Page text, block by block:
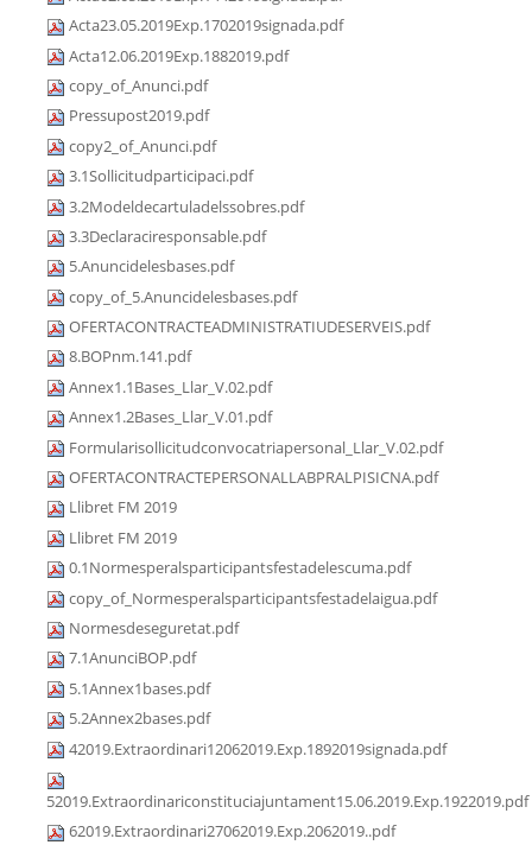
Acta23.05.2019Exp.1702019signada.pdf
Acta12.06.2019Exp.1882019.pdf
copy_of_Anunci.pdf
Pressupost2019.pdf
copy2_of_Anunci.pdf
3.1Sollicitudparticipaci.pdf
3.2Modeldecartuladelssobres.pdf
3.3Declaraciresponsable.pdf
5.Anuncidelesbases.pdf
copy_of_5.Anuncidelesbases.pdf
OFERTACONTRACTEADMINISTRATIUDESERVEIS.pdf
8.BOPnm.141.pdf
Annex1.1Bases_Llar_V.02.pdf
Annex1.2Bases_Llar_V.01.pdf
Formularisollicitudconvocatriapersonal_Llar_V.02.pdf
OFERTACONTRACTEPERSONALLABPRALPISICNA.pdf
Llibret FM 2019
Llibret FM 2019
0.1Normesperalsparticipantsfestadelescuma.pdf
copy_of_Normesperalsparticipantsfestadelaigua.pdf
Normesdeseguretat.pdf
7.1AnunciBOP.pdf
5.1Annex1bases.pdf
5.2Annex2bases.pdf
42019.Extraordinari12062019.Exp.1892019signada.pdf
52019.Extraordinariconstituciajuntament15.06.2019.Exp.1922019.pdf
62019.Extraordinari27062019.Exp.2062019..pdf